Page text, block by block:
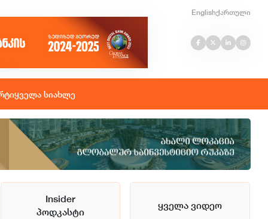
Englishქართული
ყველა სიახლე
Insider
პოდკასტი
ყველა ვიდეო